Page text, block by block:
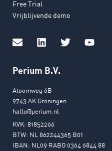
Free Trial
Vrijblijvende demo
Perium B.V.
Atoomweg 6B
9743 AK Groningen
hallo@perium.nl
KVK: 81852266
BTW: NL 862244365 B01
IBAN: NL09 RABO 0364 6844 88